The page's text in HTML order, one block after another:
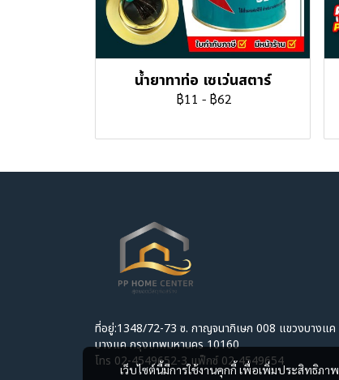
น้ำยาทาท่อ เซเว่นสตาร์
฿11 - ฿62
เว็บไซต์นี้มีการใช้งานคุกกี้ เพื่อเพิ่มประสิทธิภา
ที่อยู่:1348/72-73 ซ. กาญจนาภิเษก 008 แขวงบางแค
บางแค กรุงเทพมหานคร 10160
โทร 02-4549652-3 แฟ็กซ์ 02-4549654